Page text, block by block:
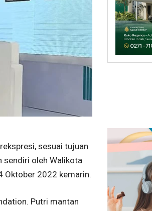
sesuai tujuan
sendiri oleh Walikota
Oktober 2022 kemarin.
Putri mantan